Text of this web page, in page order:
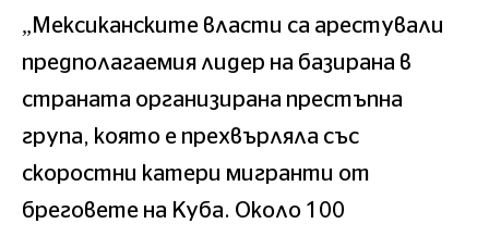
„Мексиканските власти са арестували
предполагаемия лидер на базирана в
страната организирана престъпна
група, която е прехвърляла със
скоростни катери мигранти от
бреговете на Куба. Около 100